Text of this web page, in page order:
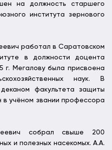
на должность старшего
института зернового
работал в Саратовском
в должности доцента
г. Мегалову была присвоена
наук. В
факультета защиты
в учёном звании профессора
собрал свыше 200
и полезных насекомых. А.А.